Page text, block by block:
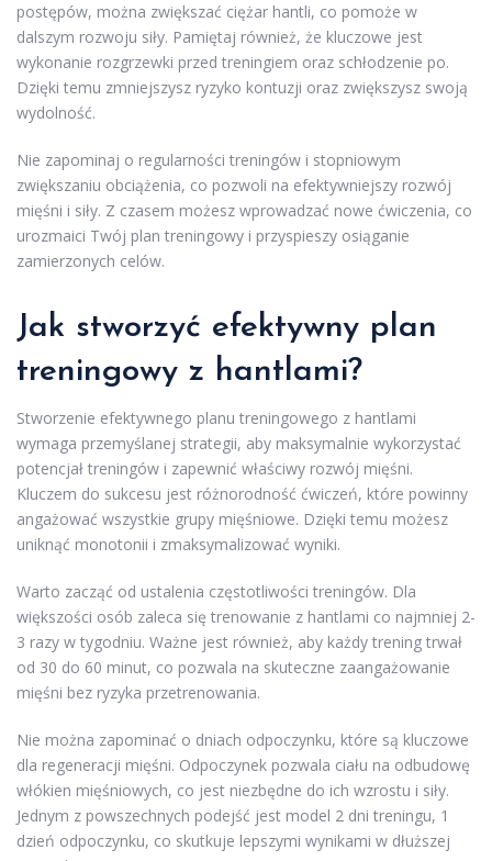
postępów, można zwiększać ciężar hantli, co pomoże w
dalszym rozwoju siły. Pamiętaj również, że kluczowe jest
wykonanie rozgrzewki przed treningiem oraz schłodzenie po.
Dzięki temu zmniejszysz ryzyko kontuzji oraz zwiększysz swoją
wydolność.
Nie zapominaj o regularności treningów i stopniowym
zwiększaniu obciążenia, co pozwoli na efektywniejszy rozwój
mięśni i siły. Z czasem możesz wprowadzać nowe ćwiczenia, co
urozmaici Twój plan treningowy i przyspieszy osiąganie
zamierzonych celów.
Jak stworzyć efektywny plan
treningowy z hantlami?
Stworzenie efektywnego planu treningowego z hantlami
wymaga przemyślanej strategii, aby maksymalnie wykorzystać
potencjał treningów i zapewnić właściwy rozwój mięśni.
Kluczem do sukcesu jest różnorodność ćwiczeń, które powinny
angażować wszystkie grupy mięśniowe. Dzięki temu możesz
uniknąć monotonii i zmaksymalizować wyniki.
Warto zacząć od ustalenia częstotliwości treningów. Dla
większości osób zaleca się trenowanie z hantlami co najmniej 2-
3 razy w tygodniu. Ważne jest również, aby każdy trening trwał
od 30 do 60 minut, co pozwala na skuteczne zaangażowanie
mięśni bez ryzyka przetrenowania.
Nie można zapominać o dniach odpoczynku, które są kluczowe
dla regeneracji mięśni. Odpoczynek pozwala ciału na odbudowę
włókien mięśniowych, co jest niezbędne do ich wzrostu i siły.
Jednym z powszechnych podejść jest model 2 dni treningu, 1
dzień odpoczynku, co skutkuje lepszymi wynikami w dłuższej